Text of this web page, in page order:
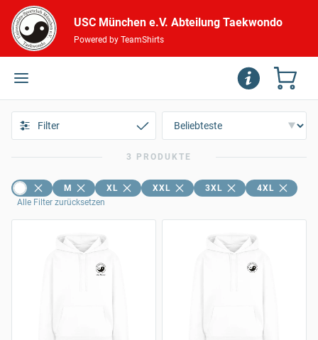
USC München e.V. Abteilung Taekwondo
Powered by TeamShirts
Filter
3 PRODUKTE
M XL XXL 3XL
4XL
Alle Filter zurücksetzen